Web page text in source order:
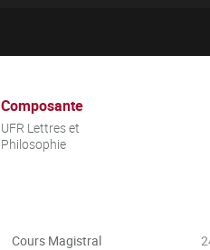
Composante
UFR Lettres et
Philosophie
Cours Magistral